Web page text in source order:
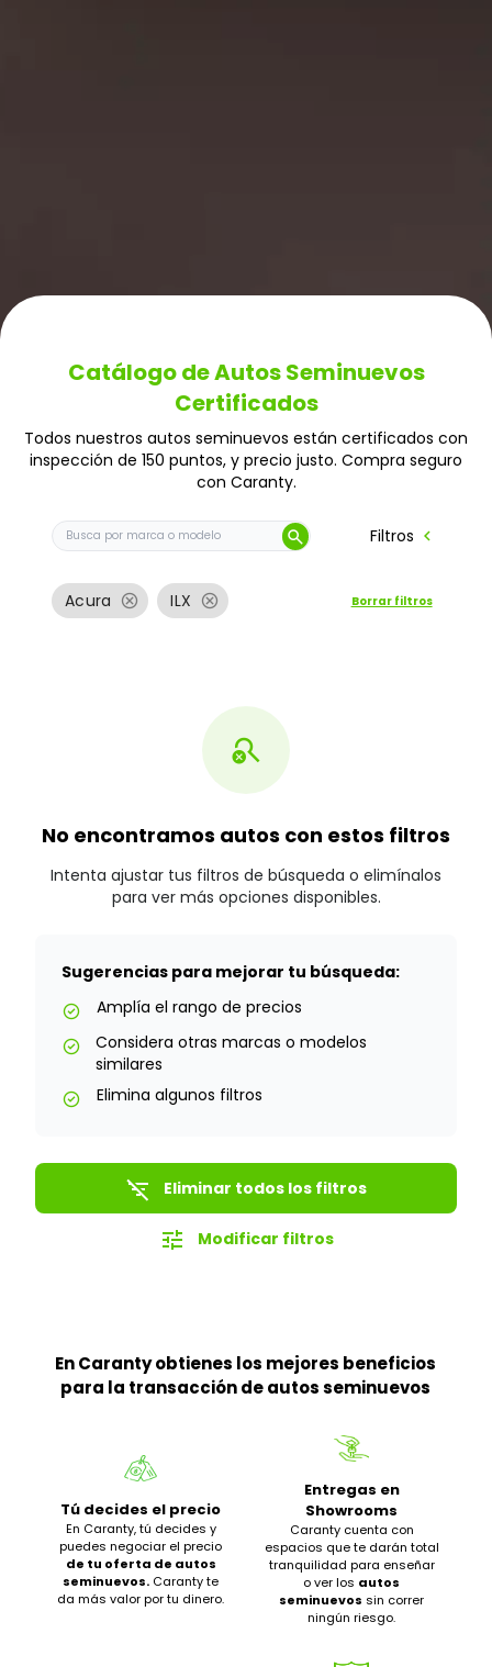
Catálogo de Autos Seminuevos
Certificados
Todos nuestros autos seminuevos están certificados con
inspección de 150 puntos, y precio justo. Compra seguro
con Caranty.
Buscar auto por marca o modelo
search Filtros chevron_left
Acura cancel ILX cancel Borrar filtros
search_off
No encontramos autos con estos filtros
Intenta ajustar tus filtros de búsqueda o elimínalos
para ver más opciones disponibles.
Sugerencias para mejorar tu búsqueda:
check_circle Amplía el rango de precios
check_circle
Considera otras marcas o modelos
similares
check_circle Elimina algunos filtros
filter_list_off Eliminar todos los filtros
tune Modificar filtros
En Caranty obtienes los mejores beneficios
para la transacción de autos seminuevos
Tú decides el precio
En Caranty, tú decides y
puedes negociar el precio
de tu oferta de autos
seminuevos. Caranty te
da más valor por tu dinero.
Entregas en
Showrooms
Caranty cuenta con
espacios que te darán total
tranquilidad para enseñar
o ver los autos
seminuevos sin correr
ningún riesgo.